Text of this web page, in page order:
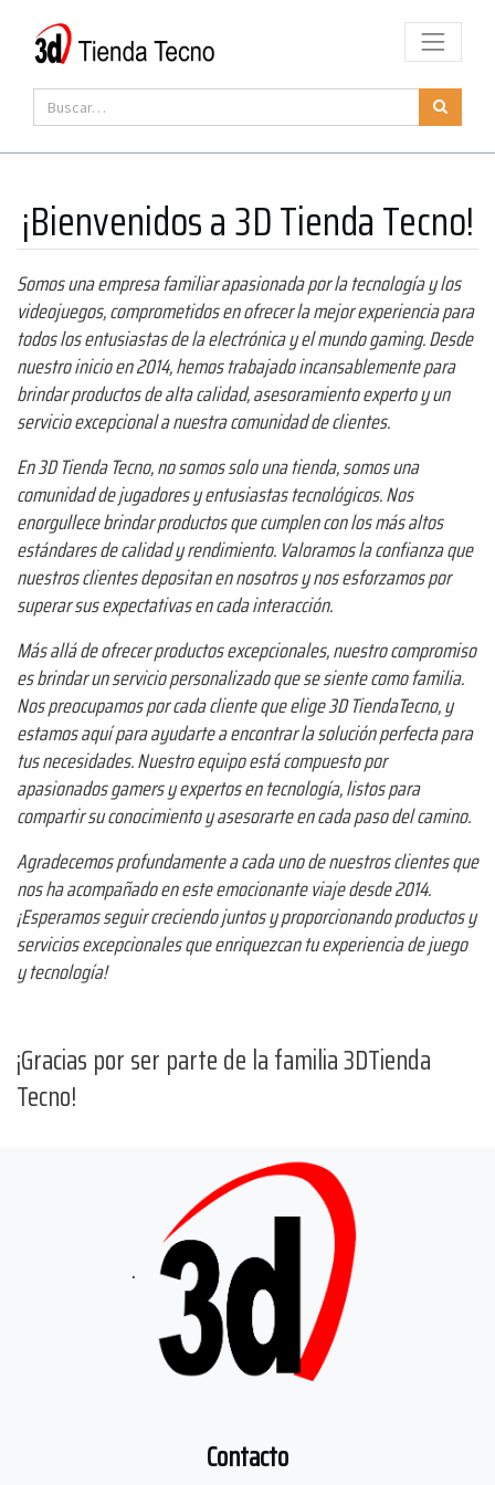
¡Bienvenidos a 3D Tienda Tecno!
Somos una empresa familiar apasionada por la tecnología y los
videojuegos, comprometidos en ofrecer la mejor experiencia para
todos los entusiastas de la electrónica y el mundo gaming. Desde
nuestro inicio en 2014, hemos trabajado incansablemente para
brindar productos de alta calidad, asesoramiento experto y un
servicio excepcional a nuestra comunidad de clientes.
En 3D Tienda Tecno, no somos solo una tienda, somos una
comunidad de jugadores y entusiastas tecnológicos. Nos
enorgullece brindar productos que cumplen con los más altos
estándares de calidad y rendimiento. Valoramos la confianza que
nuestros clientes depositan en nosotros y nos esforzamos por
superar sus expectativas en cada interacción.
Más allá de ofrecer productos excepcionales, nuestro compromiso
es brindar un servicio personalizado que se siente como familia.
Nos preocupamos por cada cliente que elige 3D TiendaTecno, y
estamos aquí para ayudarte a encontrar la solución perfecta para
tus necesidades. Nuestro equipo está compuesto por
apasionados gamers y expertos en tecnología, listos para
compartir su conocimiento y asesorarte en cada paso del camino.
Agradecemos profundamente a cada uno de nuestros clientes que
nos ha acompañado en este emocionante viaje desde 2014.
¡Esperamos seguir creciendo juntos y proporcionando productos y
servicios excepcionales que enriquezcan tu experiencia de juego
y tecnología!
¡Gracias por ser parte de la familia 3DTienda
Tecno!
.
Contacto